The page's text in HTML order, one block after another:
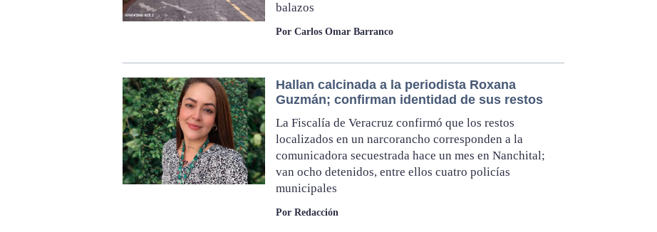
balazos
Por Carlos Omar Barranco
Hallan calcinada a la periodista Roxana
Guzmán; confirman identidad de sus restos
La Fiscalía de Veracruz confirmó que los restos
localizados en un narcorancho corresponden a la
comunicadora secuestrada hace un mes en Nanchital;
van ocho detenidos, entre ellos cuatro policías
municipales
Por Redacción